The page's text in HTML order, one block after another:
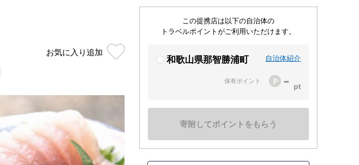
お気に入り 追加
この提携店は以下の自治体の
トラベルポイントがご利用いただけます。
和歌山県那智勝浦町 自治体紹介
保有ポイント -
寄附してポイントをもらう